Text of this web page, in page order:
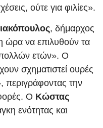
ούτε για φιλίες».
, δήμαρχος
ώρα να επιλυθούν τα
ετών». Ο
σχηματιστεί ουρές
περιγράφοντας την
Ο Κώστας
ενότητας και